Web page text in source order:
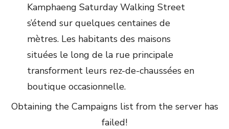
Obtaining the Campaigns list from the server has
failed!
Kamphaeng Saturday Walking Street
s’étend sur quelques centaines de
mètres. Les habitants des maisons
situées le long de la rue principale
transforment leurs rez-de-chaussées en
boutique occasionnelle.